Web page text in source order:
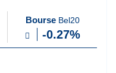
Bourse Bel20
-0.27%